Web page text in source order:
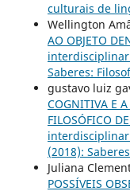
culturais de
Wellington
AO OBJETO
interdisciplinar
Saberes:
gustavo luiz
COGNITIVA E
FILOSÓFICO
interdisciplinar
(2018):
Juliana
POSSÍVEIS